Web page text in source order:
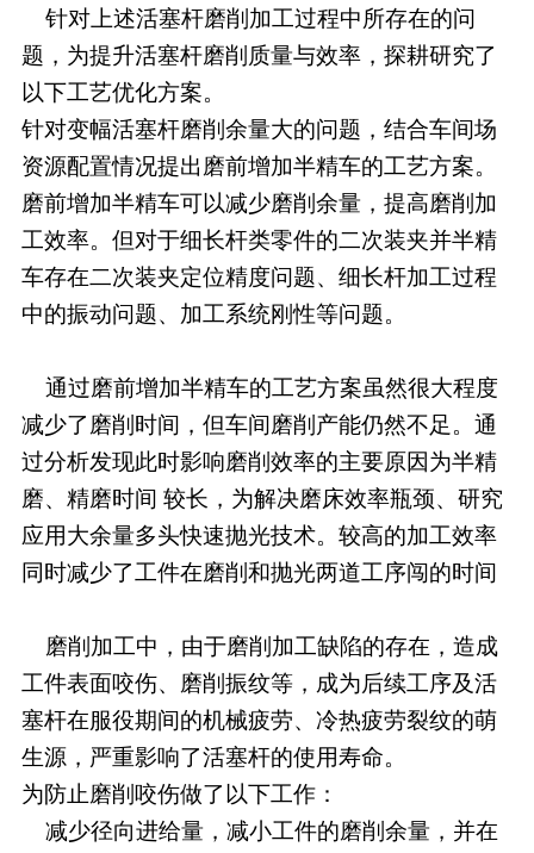
针对上述活塞杆磨削加工过程中所存在的问
题，为提升活塞杆磨削质量与效率，探耕研究了
以下工艺优化方案。
针对变幅活塞杆磨削余量大的问题，结合车间场
资源配置情况提出磨前增加半精车的工艺方案。
磨前增加半精车可以减少磨削余量，提高磨削加
工效率。但对于细长杆类零件的二次装夹并半精
车存在二次装夹定位精度问题、细长杆加工过程
中的振动问题、加工系统刚性等问题。
通过磨前增加半精车的工艺方案虽然很大程度
减少了磨削时间，但车间磨削产能仍然不足。通
过分析发现此时影响磨削效率的主要原因为半精
磨、精磨时间 较长，为解决磨床效率瓶颈、研究
应用大余量多头快速抛光技术。较高的加工效率
同时减少了工件在磨削和抛光两道工序闯的时间
磨削加工中，由于磨削加工缺陷的存在，造成
工件表面咬伤、磨削振纹等，成为后续工序及活
塞杆在服役期间的机械疲劳、冷热疲劳裂纹的萌
生源，严重影响了活塞杆的使用寿命。
为防止磨削咬伤做了以下工作：
减少径向进给量，减小工件的磨削余量，并在